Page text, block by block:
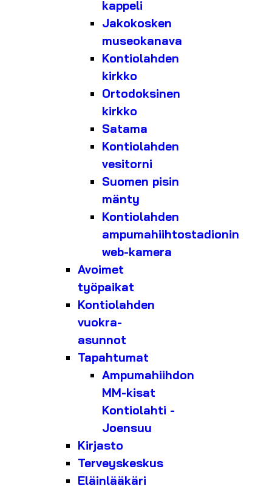
kappeli
Jakokosken
museokanava
Kontiolahden
kirkko
Ortodoksinen
kirkko
Satama
Kontiolahden
vesitorni
Suomen pisin
mänty
Kontiolahden
ampumahiihtostadionin
web-kamera
Avoimet
työpaikat
Kontiolahden
vuokra-
asunnot
Tapahtumat
Ampumahiihdon
MM-kisat
Kontiolahti -
Joensuu
Kirjasto
Terveyskeskus
Eläinlääkäri